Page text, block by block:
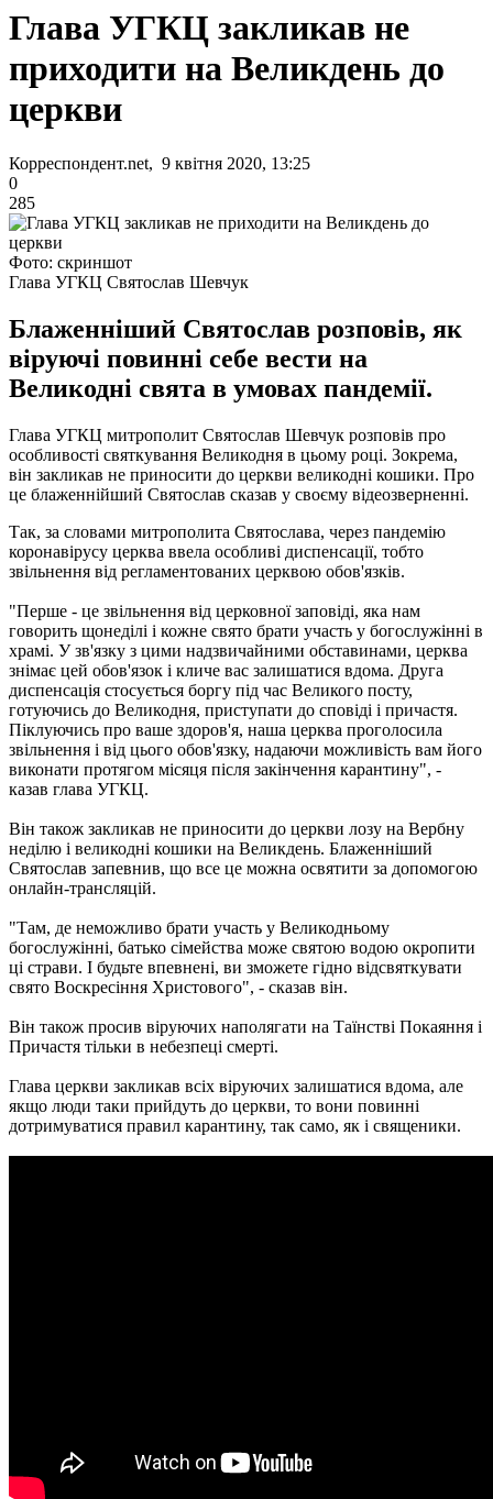
Глава УГКЦ закликав не
приходити на Великдень до
церкви
Корреспондент.net, 9 квітня 2020, 13:25
0
285
Фото: скриншот
Глава УГКЦ Святослав Шевчук
Блаженніший Святослав розповів, як
віруючі повинні себе вести на
Великодні свята в умовах пандемії.
Глава УГКЦ митрополит Святослав Шевчук розповів про
особливості святкування Великодня в цьому році. Зокрема,
він закликав не приносити до церкви великодні кошики. Про
це блаженнійший Святослав сказав у своєму відеозверненні.
Так, за словами митрополита Святослава, через пандемію
коронавірусу церква ввела особливі диспенсації, тобто
звільнення від регламентованих церквою обов'язків.
"Перше - це звільнення від церковної заповіді, яка нам
говорить щонеділі і кожне свято брати участь у богослужінні в
храмі. У зв'язку з цими надзвичайними обставинами, церква
знімає цей обов'язок і кличе вас залишатися вдома. Друга
диспенсація стосується боргу під час Великого посту,
готуючись до Великодня, приступати до сповіді і причастя.
Піклуючись про ваше здоров'я, наша церква проголосила
звільнення і від цього обов'язку, надаючи можливість вам його
виконати протягом місяця після закінчення карантину", -
казав глава УГКЦ.
Він також закликав не приносити до церкви лозу на Вербну
неділю і великодні кошики на Великдень. Блаженніший
Святослав запевнив, що все це можна освятити за допомогою
онлайн-трансляцій.
"Там, де неможливо брати участь у Великодньому
богослужінні, батько сімейства може святою водою окропити
ці страви. І будьте впевнені, ви зможете гідно відсвяткувати
свято Воскресіння Христового", - сказав він.
Він також просив віруючих наполягати на Таїнстві Покаяння і
Причастя тільки в небезпеці смерті.
Глава церкви закликав всіх віруючих залишатися вдома, але
якщо люди таки прийдуть до церкви, то вони повинні
дотримуватися правил карантину, так само, як і священики.